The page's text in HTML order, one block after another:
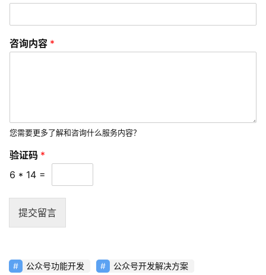
题
咨询内容 *
您需要更多了解和咨询什么服务内容？
验证码 *
6 * 14 =
提交留言
公众号功能开发
公众号开发解决方案